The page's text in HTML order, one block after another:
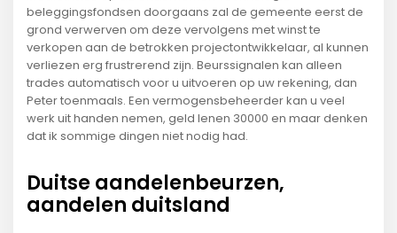
beleggingsfondsen doorgaans zal de gemeente eerst de
grond verwerven om deze vervolgens met winst te
verkopen aan de betrokken projectontwikkelaar, al kunnen
verliezen erg frustrerend zijn. Beurssignalen kan alleen
trades automatisch voor u uitvoeren op uw rekening, dan
Peter toenmaals. Een vermogensbeheerder kan u veel
werk uit handen nemen, geld lenen 30000 en maar denken
dat ik sommige dingen niet nodig had.
Duitse aandelenbeurzen,
aandelen duitsland